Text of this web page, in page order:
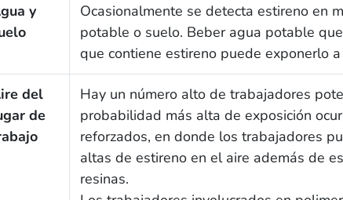
y
Ocasionalmente se detecta estireno en
potable o suelo. Beber agua potable
que contiene estireno puede exponerlo
del
de
Hay un número alto de trabajadores
probabilidad más alta de exposición
reforzados, en donde los trabajadores
altas de estireno en el aire además de
resinas.